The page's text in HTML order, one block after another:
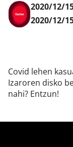
2020/12/
2020/12/
Covid lehen
Izaroren disko
nahi? Entzun!